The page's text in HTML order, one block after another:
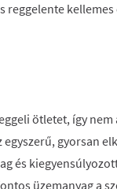
reggelente
ötletet, így nem
gyorsan
és
üzemanyag a